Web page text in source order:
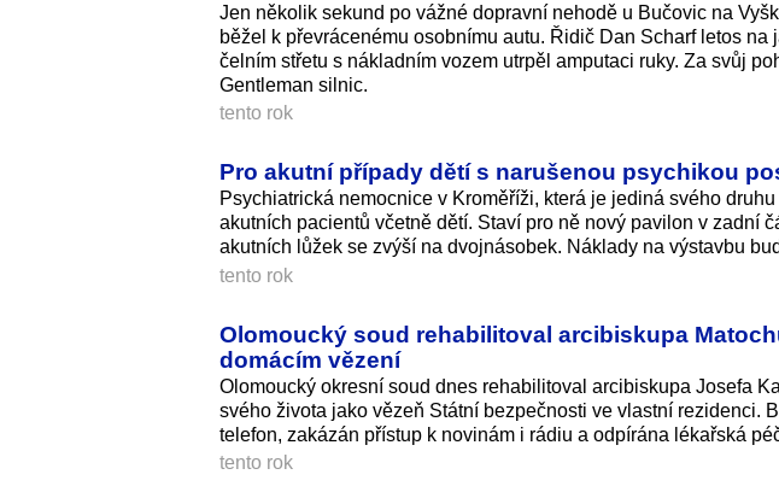
Jen několik sekund po vážné dopravní nehodě u Bučovic na
běžel k převrácenému osobnímu autu. Řidič Dan Scharf letos na
čelním střetu s nákladním vozem utrpěl amputaci ruky. Za svůj
Gentleman silnic.
tento rok
Pro akutní případy dětí s narušenou psychikou
Psychiatrická nemocnice v Kroměříži, která je jediná svého
akutních pacientů včetně dětí. Staví pro ně nový pavilon v zadní
akutních lůžek se zvýší na dvojnásobek. Náklady na výstavbu
tento rok
Olomoucký soud rehabilitoval arcibiskupa
domácím vězení
Olomoucký okresní soud dnes rehabilitoval arcibiskupa Josefa
svého života jako vězeň Státní bezpečnosti ve vlastní rezidenci.
telefon, zakázán přístup k novinám i rádiu a odpírána lékařská
tento rok